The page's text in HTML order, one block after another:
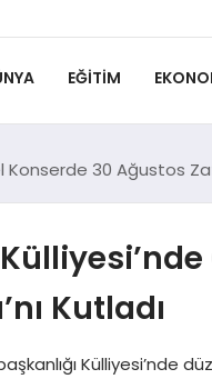
EĞITIM
30 Ağustos
Kutladı
Külliyesi’nde